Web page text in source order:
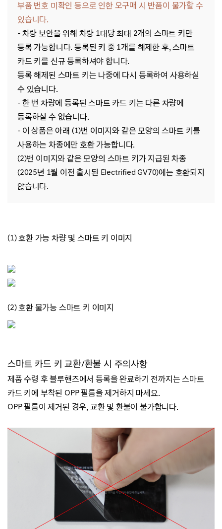
부품 번호 미확인 등으로 인한 오구매 시 반품이 불가할 수
있습니다.
- 차량 보안을 위해 차량 1대당 최대 2개의 스마트 키만
등록 가능합니다. 등록된 키 중 1개를 해제한 후, 스마트
카드 키를 신규 등록하셔야 합니다.
등록 해제된 스마트 키는 나중에 다시 등록하여 사용하실
수 있습니다.
- 한 번 차량에 등록된 스마트 카드 키는 다른 차량에
등록하실 수 없습니다.
- 이 상품은 아래 (1)번 이미지와 같은 모양의 스마트 키를
사용하는 차종에만 호환 가능합니다.
(2)번 이미지와 같은 모양의 스마트 키가 지급된 차종
(2025년 1월 이전 출시된 Electrified GV70)에는 호환되지
않습니다.
(1) 호환 가능 차량 및 스마트 키 이미지
(2) 호환 불가능 스마트 키 이미지
스마트 카드 키 교환/환불 시 주의사항
제품 수령 후 블루핸즈에서 등록을 완료하기 전까지는스마트
카드 키에 부착된 OPP 필름을 제거하지 마세요.
OPP 필름이 제거된 경우, 교환 및 환불이 불가합니다.